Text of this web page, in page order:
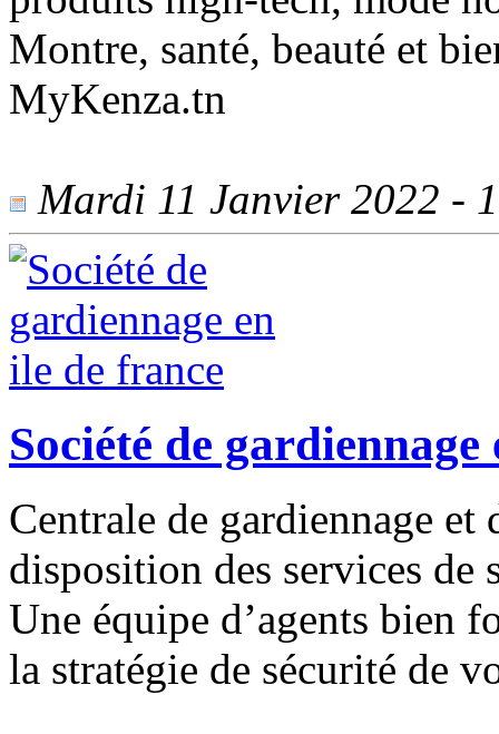
Montre, santé, beauté et
MyKenza.tn
Mardi 11 Janvier 2022 -
Société de
Centrale de gardiennage
disposition des services de
Une équipe d’agents bien
la stratégie de sécurité de